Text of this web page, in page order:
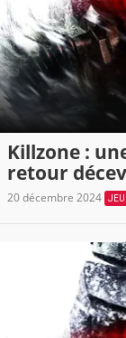
Killzone :
retour
20 décembre 2024 JEU